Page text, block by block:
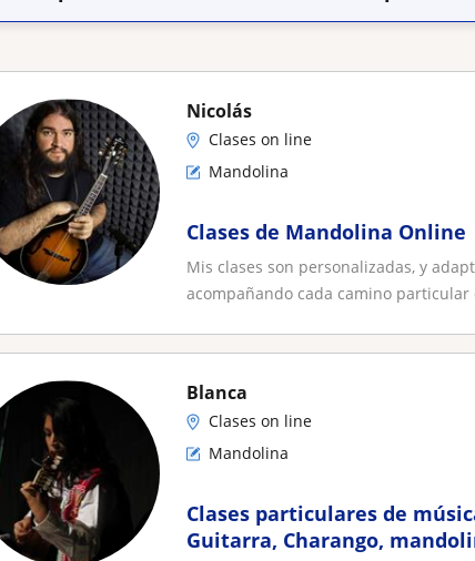
Nicolás
Clases on line
Mandolina
Clases de Mandolina Online
Mis clases son personalizadas, y
acompañando cada camino particular
Blanca
Clases on line
Mandolina
Clases particulares de
Guitarra, Charango,